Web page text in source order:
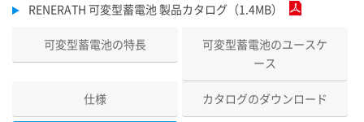
RENERATH 可変型蓄電池 製品カタログ（1.4MB）
可変型蓄電池の特長
可変型蓄電池のユースケ
ース
仕様 カタログのダウンロード